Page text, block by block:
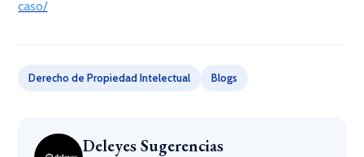
caso/
Derecho de Propiedad Intelectual Blogs
Deleyes Sugerencias